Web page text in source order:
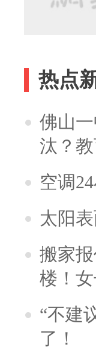
热点
佛山
汰？
空调
太阳
搬家
楼！
“不建
了！